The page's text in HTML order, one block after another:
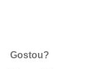
Gostou?